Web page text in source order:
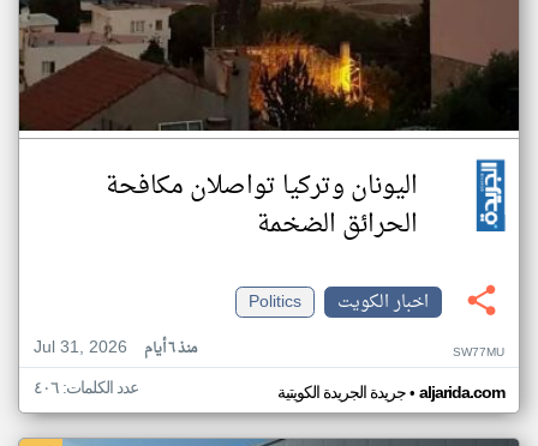
اليونان وتركيا تواصلان مكافحة
الحرائق الضخمة
اخبار الكويت
Politics
Jul 31, 2026
منذ ٦ أيام SW77MU
جريدة الجريدة الكويتية• aljarida.com عدد الكلمات: ٤٠٦